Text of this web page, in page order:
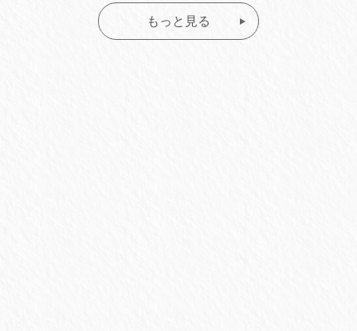
もっと見る